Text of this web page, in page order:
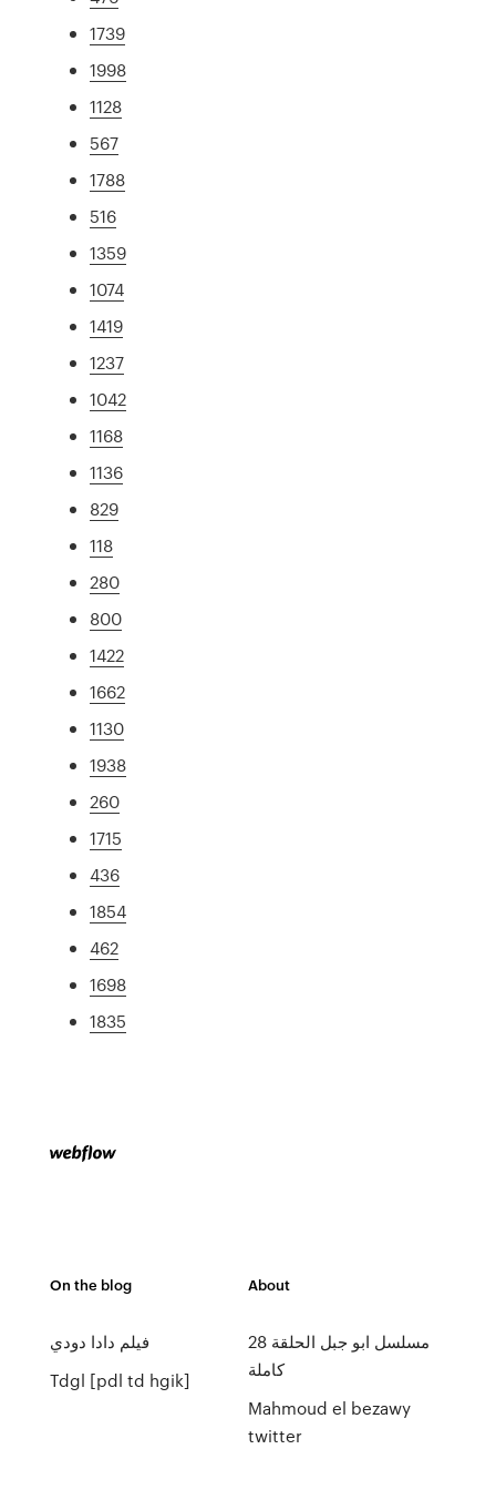
1739
1998
1128
567
1788
516
1359
1074
1419
1237
1042
1168
1136
829
118
280
800
1422
1662
1130
1938
260
1715
436
1854
462
1698
1835
On the blog
فيلم دادا دودي
Tdgl [pdl td hgik]
About
مسلسل ابو جبل الحلقة 28
كاملة
Mahmoud el bezawy
twitter